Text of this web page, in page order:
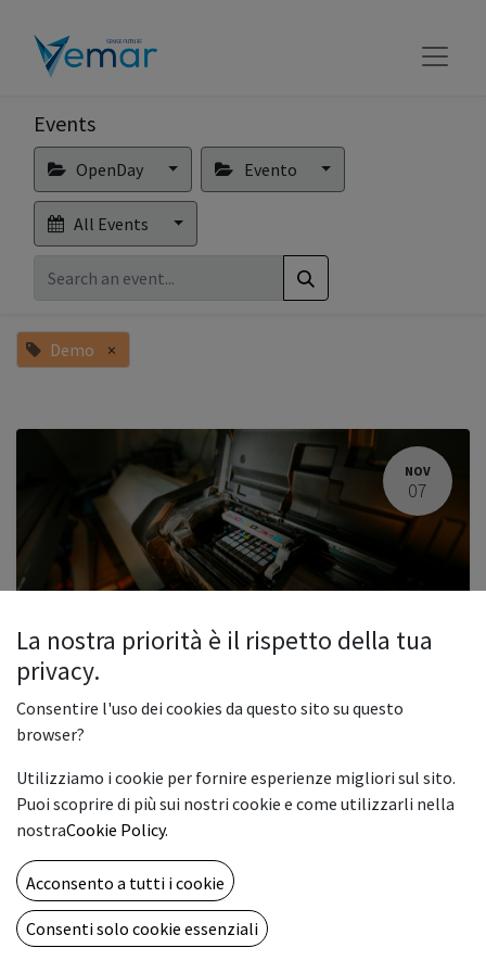
Events
OpenDay Evento
All Events
Demo ×
NOV
07
Inaugurazione nuova Showroom Vemar
November 7, 2025 -9:00 AM( Europe/Rome )
Paterno
Printing Demo
Registrations Closed
La nostra priorità è il rispetto della tua
privacy.
Consentire l'uso dei cookies da questo sito su questo
browser?
Utilizziamo i cookie per fornire esperienze migliori sul sito.
Puoi scoprire di più sui nostri cookie e come utilizzarli nella
nostraCookie Policy.
Acconsento a tutti i cookie
Consenti solo cookie essenziali